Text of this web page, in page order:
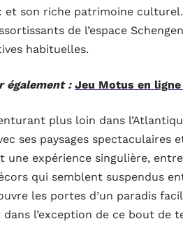
et son riche patrimoine
de l’espace
habituelles.
également : Jeu Motus en
plus loin dans
ses paysages spectaculaires
une expérience singulière,
qui semblent suspendus
les portes d’un paradis
l’exception de ce bout de